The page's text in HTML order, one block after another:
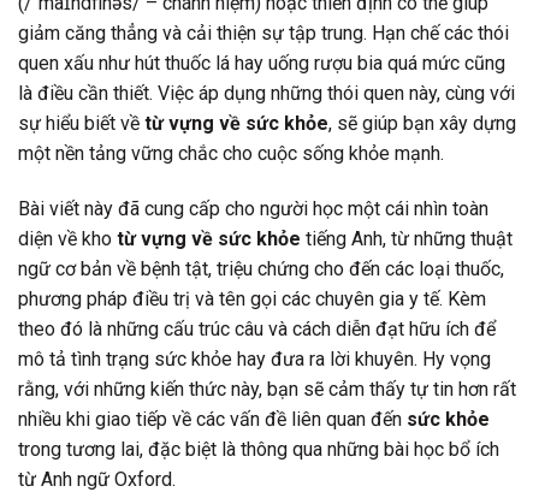
giảm căng thẳng và cải thiện sự tập trung. Hạn chế các thói
quen xấu như hút thuốc lá hay uống rượu bia quá mức cũng
là điều cần thiết. Việc áp dụng những thói quen này, cùng với
sự hiểu biết về từ vựng về sức khỏe, sẽ giúp bạn xây dựng
một nền tảng vững chắc cho cuộc sống khỏe mạnh.
Bài viết này đã cung cấp cho người học một cái nhìn toàn
diện về kho từ vựng về sức khỏe tiếng Anh, từ những thuật
ngữ cơ bản về bệnh tật, triệu chứng cho đến các loại thuốc,
phương pháp điều trị và tên gọi các chuyên gia y tế. Kèm
theo đó là những cấu trúc câu và cách diễn đạt hữu ích để
mô tả tình trạng sức khỏe hay đưa ra lời khuyên. Hy vọng
rằng, với những kiến thức này, bạn sẽ cảm thấy tự tin hơn rất
nhiều khi giao tiếp về các vấn đề liên quan đến sức khỏe
trong tương lai, đặc biệt là thông qua những bài học bổ ích
từ Anh ngữ Oxford.